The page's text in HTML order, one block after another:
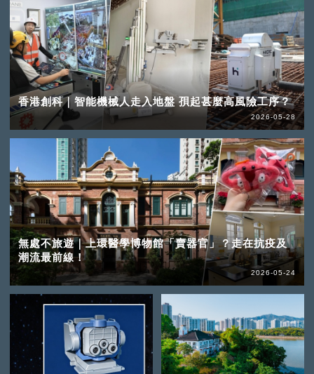
香港創科｜智能機械人走入地盤 孭起甚麼高風險工序？
2026-05-28
無處不旅遊｜上環醫學博物館「賣器官」？走在抗疫及
潮流最前線！
2026-05-24